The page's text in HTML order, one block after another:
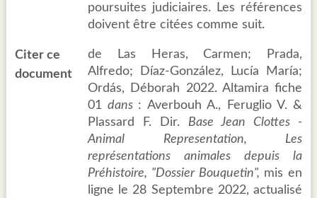
poursuites judiciaires. Les références
doivent être citées comme suit.
Citer ce
document
de Las Heras, Carmen; Prada,
Alfredo; Díaz-González, Lucía María;
Ordás, Déborah 2022. Altamira fiche
01 dans : Averbouh A., Feruglio V. &
Plassard F. Dir. Base Jean Clottes -
Animal Representation, Les
représentations animales depuis la
Préhistoire, "Dossier Bouquetin", mis en
ligne le 28 Septembre 2022, actualisé